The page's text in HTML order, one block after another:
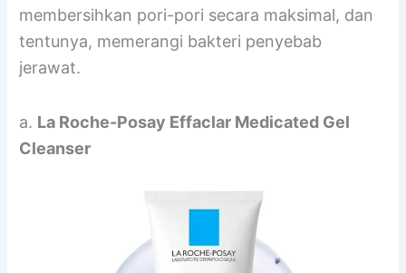
membersihkan pori-pori secara maksimal, dan
tentunya, memerangi bakteri penyebab
jerawat.
a. La Roche-Posay Effaclar Medicated Gel
Cleanser